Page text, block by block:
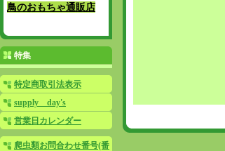
鳥のおもちゃ通販店
特集
特定商取引法表示
supply day's
営業日カレンダー
爬虫類お問合わせ番号(番